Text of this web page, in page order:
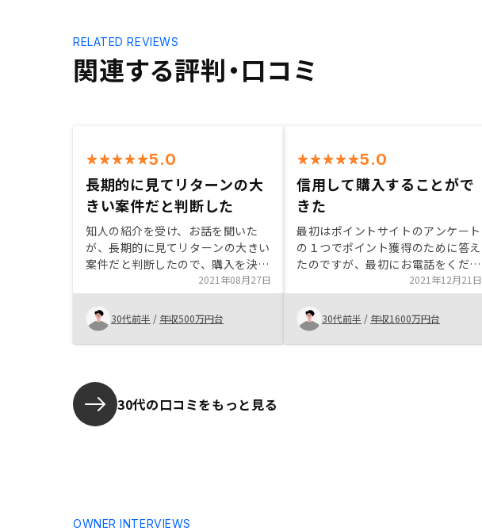
関連する評判・口コミ
RELATED REVIEWS
5.0
長期的に見てリターンの大
きい案件だと判断した
知人の紹介を受け、お話を聞いた
が、長期的に見てリターンの大きい
案件だと判断したので、購入を決め
た。また、サポートも手厚く非常に
良いと感じた。
2021年08月27日
30代前半 / 年収500万円台
5.0
信用して購入することがで
きた
最初はポイントサイトのアンケート
の１つでポイント獲得のために答え
たのですが、最初にお電話をくださ
った山岸さんになんとなく人柄の良
さを覚え、またセールス担当でお話
くださった谷さんも、どんな質問で
も丁寧に返してくださったため、信
用して購入することとしました。
2021年12月21日
30代前半 / 年収1600万円台
30代の口コミをもっと見る
OWNER INTERVIEWS